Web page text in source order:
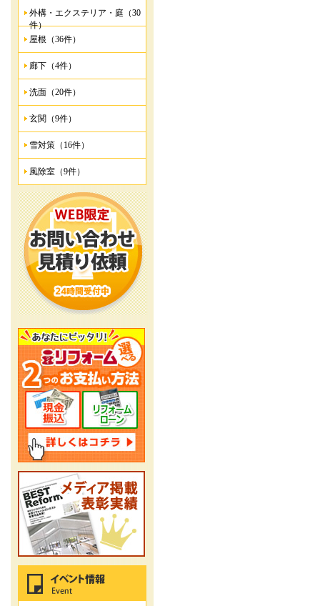
外構・エクステリア・庭（30
件）
屋根（36件）
廊下（4件）
洗面（20件）
玄関（9件）
雪対策（16件）
風除室（9件）